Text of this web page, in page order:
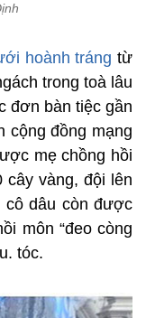
hoành tráng từ
trong toà lâu
đơn bàn tiệc gần
cộng đồng mạng
mẹ chồng hồi
cây vàng, đội lên
cô dâu còn được
môn “đeo còng
tóc.